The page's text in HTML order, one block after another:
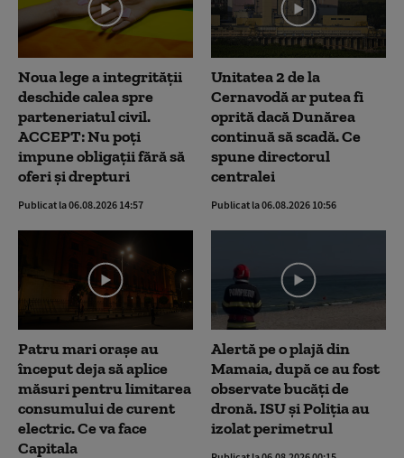
Noua lege a integrității
deschide calea spre
parteneriatul civil.
ACCEPT: Nu poți
impune obligații fără să
oferi și drepturi
Publicat la 06.08.2026 14:57
Unitatea 2 de la
Cernavodă ar putea fi
oprită dacă Dunărea
continuă să scadă. Ce
spune directorul
centralei
Publicat la 06.08.2026 10:56
Patru mari orașe au
început deja să aplice
măsuri pentru limitarea
consumului de curent
electric. Ce va face
Capitala
Alertă pe o plajă din
Mamaia, după ce au fost
observate bucăți de
dronă. ISU și Poliția au
izolat perimetrul